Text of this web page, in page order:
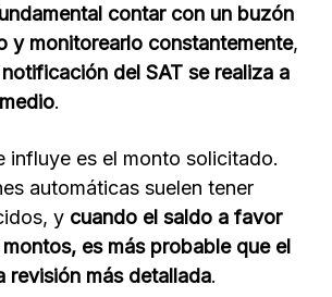
contar con un buzón
y monitorearlo constantemente,
del SAT se realiza a
.
influye es el monto solicitado.
automáticas suelen tener
y cuando el saldo a favor
es más probable que el
revisión más detallada.